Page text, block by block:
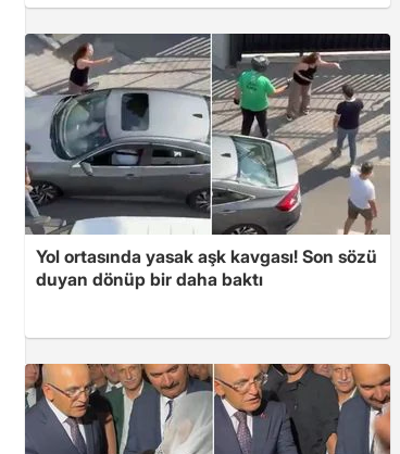
Yol ortasında yasak aşk kavgası! Son sözü
duyan dönüp bir daha baktı